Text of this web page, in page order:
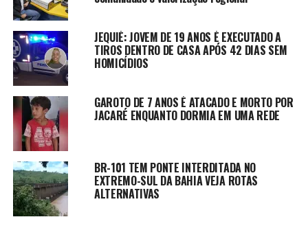
JEQUIÉ: JOVEM DE 19 ANOS É EXECUTADO A
TIROS DENTRO DE CASA APÓS 42 DIAS SEM
HOMICÍDIOS
GAROTO DE 7 ANOS É ATACADO E MORTO POR
JACARÉ ENQUANTO DORMIA EM UMA REDE
BR-101 TEM PONTE INTERDITADA NO
EXTREMO-SUL DA BAHIA VEJA ROTAS
ALTERNATIVAS